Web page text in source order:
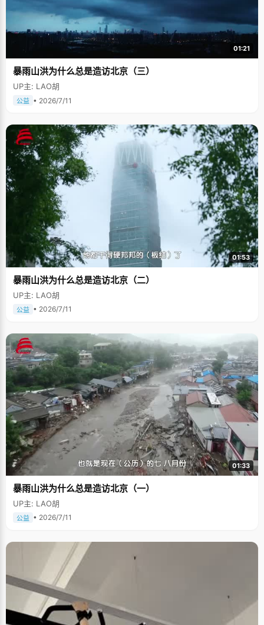
01:21
暴雨山洪为什么总是造访北京（三）
UP主: LAO胡
公益 • 2026/7/11
01:53
暴雨山洪为什么总是造访北京（二）
UP主: LAO胡
公益 • 2026/7/11
01:33
暴雨山洪为什么总是造访北京（一）
UP主: LAO胡
公益 • 2026/7/11